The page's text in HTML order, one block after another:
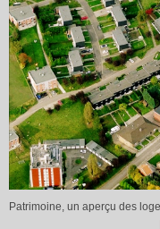
Patrimoine, un aperçu des